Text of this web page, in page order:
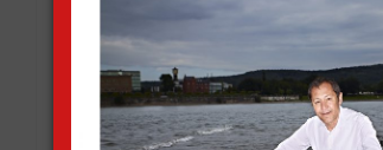
AKTUELLE
VERÖFFENTLICHUNGEN DES